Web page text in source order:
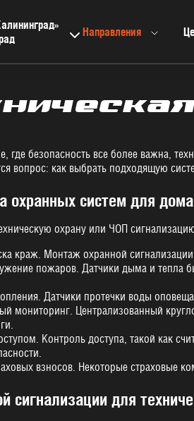
Направления
где безопасность все более важна,
вопрос: как выбрать подходящую
охранных систем для
охрану или ЧОП
краж. Монтаж охранной
пожаров. Датчики дыма и тепла
Датчики протечки воды
мониторинг. Централизованный
Контроль доступа, такой как
взносов. Некоторые страховые
сигнализации для